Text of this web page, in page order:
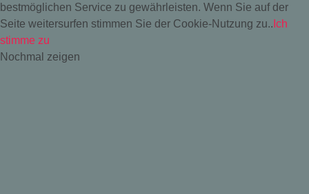
bestmöglichen Service zu gewährleisten. Wenn Sie auf der
Seite weitersurfen stimmen Sie der Cookie-Nutzung zu.. Ich
stimme zu
Nochmal zeigen